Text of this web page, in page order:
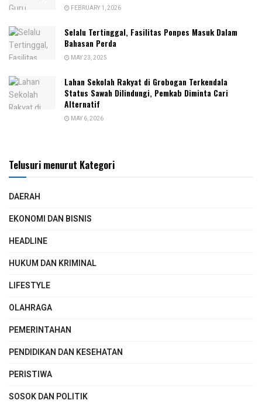
FEBRUARY 1, 2026
Selalu Tertinggal, Fasilitas Ponpes Masuk Dalam
Bahasan Perda
MAY 23, 2025
Lahan Sekolah Rakyat di Grobogan Terkendala
Status Sawah Dilindungi, Pemkab Diminta Cari
Alternatif
MAY 6, 2026
Telusuri menurut Kategori
DAERAH
EKONOMI DAN BISNIS
HEADLINE
HUKUM DAN KRIMINAL
LIFESTYLE
OLAHRAGA
PEMERINTAHAN
PENDIDIKAN DAN KESEHATAN
PERISTIWA
SOSOK DAN POLITIK